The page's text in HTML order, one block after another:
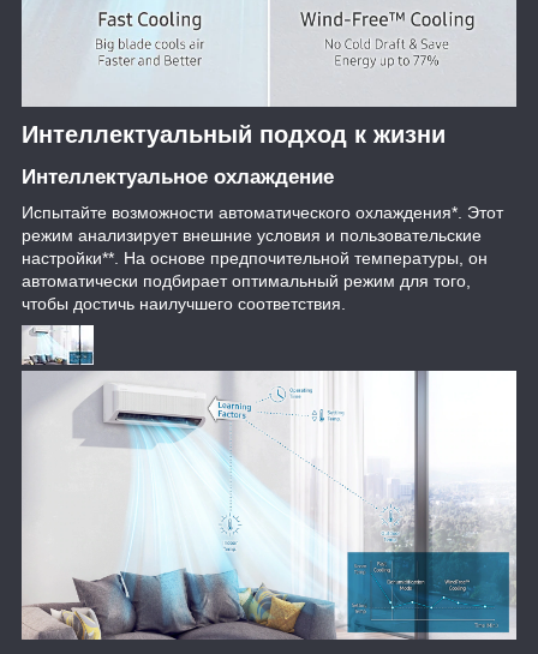
Интеллектуальный подход к жизни
Интеллектуальное охлаждение
Испытайте возможности автоматического охлаждения*. Этот
режим анализирует внешние условия и пользовательские
настройки**. На основе предпочительной температуры, он
автоматически подбирает оптимальный режим для того,
чтобы достичь наилучшего соответствия.